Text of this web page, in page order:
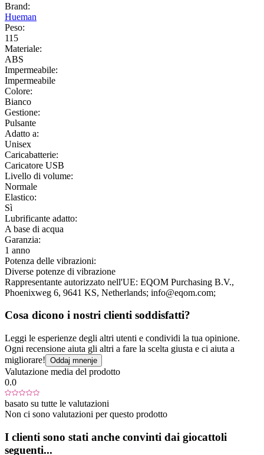
Brand:
Hueman
Peso:
115
Materiale:
ABS
Impermeabile:
Impermeabile
Colore:
Bianco
Gestione:
Pulsante
Adatto a:
Unisex
Caricabatterie:
Caricatore USB
Livello di volume:
Normale
Elastico:
Sì
Lubrificante adatto:
A base di acqua
Garanzia:
1 anno
Potenza delle vibrazioni:
Diverse potenze di vibrazione
Rappresentante autorizzato nell'UE: EQOM Purchasing B.V.,
Phoenixweg 6, 9641 KS, Netherlands; info@eqom.com;
Cosa dicono i nostri clienti soddisfatti?
Leggi le esperienze degli altri utenti e condividi la tua opinione.
Ogni recensione aiuta gli altri a fare la scelta giusta e ci aiuta a
migliorare! Oddaj mnenje
Valutazione media del prodotto
0.0
basato su tutte le valutazioni
Non ci sono valutazioni per questo prodotto
I clienti sono stati anche convinti dai giocattoli
seguenti...